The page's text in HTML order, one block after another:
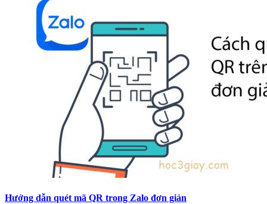
Hướng dẫn quét mã QR trong Zalo đơn giản